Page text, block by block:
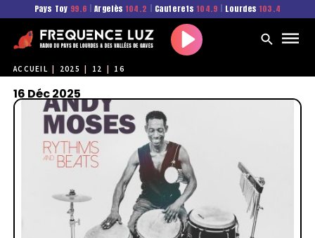
Pays Toy 99.6 Argelès 104.2 Cauterets 104.9 Lourdes 103.4
Play
ACCUEIL 2025 12 16
16 Déc 2025